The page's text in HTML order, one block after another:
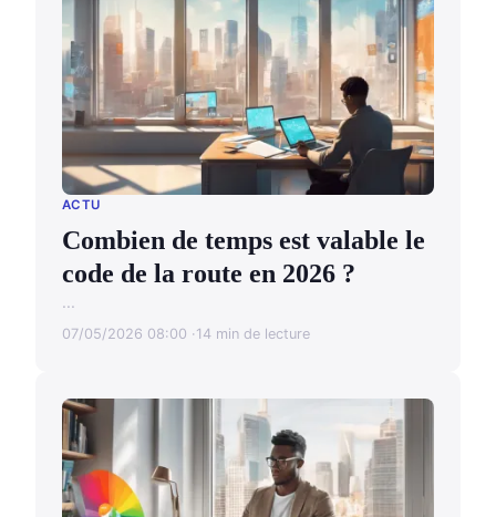
ACTU
Combien de temps est valable le
code de la route en 2026 ?
...
07/05/2026 08:00 14 min de lecture